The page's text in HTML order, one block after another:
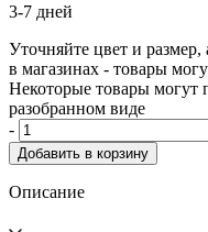
3-7 дней
Уточняйте цвет и размер,
в магазинах - товары
Некоторые товары могут
разобранном виде
-
Добавить в корзину
Описание